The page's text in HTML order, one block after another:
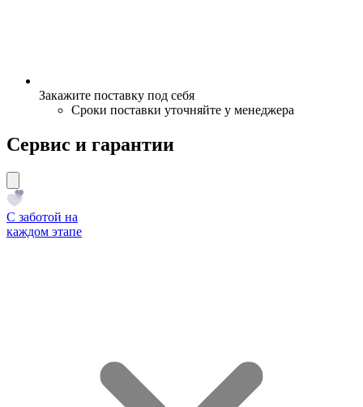
Закажите поставку под себя
Сроки поставки уточняйте у менеджера
Сервис и гарантии
С заботой на
каждом этапе